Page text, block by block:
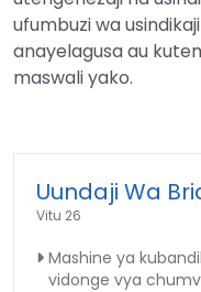
ufumbuzi wa
anayelagusa au
maswali yako.
Uundaji Wa
Vitu 26
Mashine ya
vidonge vya